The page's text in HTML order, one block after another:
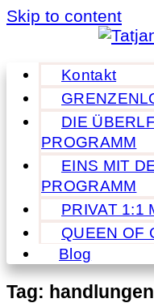
Skip to content
Kontakt
DIE
PROGRAMM
EINS MIT
PROGRAMM
PRIVAT 1:1
QUEEN OF
Blog
Tag: handlungen